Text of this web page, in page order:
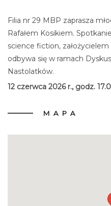
Filia nr 29 MBP zaprasza
Rafałem Kosikiem.
science fiction,
odbywa się w ramach
Nastolatków.
12 czerwca 2026 r., godz.
MAPA